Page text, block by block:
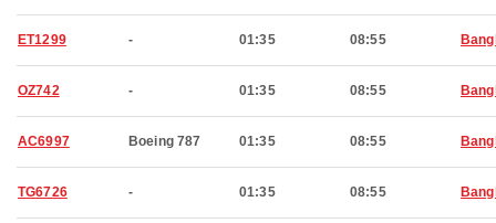
ET1299 - 01:35 08:55
OZ742 - 01:35 08:55
AC6997 Boeing 787 01:35 08:55
TG6726 - 01:35 08:55